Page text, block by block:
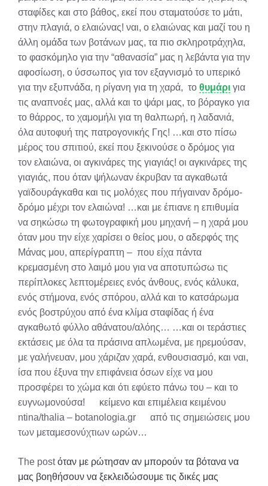
σταφίδες και στο βάθος, εκεί που σταματούσε το μάτι,
στην πλαγιά, ο ελαιώνας! ναι, ο ελαιώνας και μαζί του η
άλλη ομάδα των βοτάνων μας, τα πιο σκληροτράχηλα,
το φασκόμηλο για την “αθανασία” μας η λεβάντα για την
αφοσίωση, ο ύσσωπος για τον εξαγνισμό το υπερικό
για την εξυπνάδα, η ρίγανη για τη χαρά, το θυμάρι για
τις αναπνοές μας, αλλά και το ψάρι μας, το βόραγκο για
το θάρρος, το χαμομήλι για τη θαλπωρή, η λαδανιά,
όλα αυτοφυή της πατρογονικής Γης! …και στο πίσω
μέρος του σπιτιού, εκεί που ξεκινούσε ο δρόμος για
τον ελαιώνα, οι αγκινάρες της γιαγιάς! οι αγκινάρες της
γιαγιάς, που όταν ψήλωναν έκρυβαν τα αγκαθωτά
γαϊδουράγκαθα και τις μολόχες που πήγαιναν δρόμο-
δρόμο μέχρι τον ελαιώνα! …και με έπιανε η επιθυμία
να σηκώσω τη φωτογραφική μου μηχανή – η χαρά μου
όταν μου την είχε χαρίσει ο θείος μου, ο αδερφός της
Μάνας μου, απερίγραπτη – που είχα πάντα
κρεμασμένη στο λαιμό μου για να αποτυπώσω τις
περίπλοκες λεπτομέρειες ενός άνθους, ενός κάλυκα,
ενός στήμονα, ενός σπόρου, αλλά και το κατσάρωμα
ενός βοστρύχου από ένα κλίμα σταφίδας ή ένα
αγκαθωτό φύλλο αθάνατου/αλόης… …και οι τεράστιες
εκτάσεις με όλα τα πράσινα απλωμένα, με ηρεμούσαν,
με γαλήνευαν, μου χάριζαν χαρά, ενθουσιασμό, και ναι,
ίσα που έξυνα την επιφάνεια όσων είχε να μου
προσφέρει το χώμα και ότι εφύετο πάνω του – και το
ευγνωμονούσα! κείμενο και επιμέλεια κειμένου
ntina/thalia – botanologia.gr από τις σημειώσεις μου
των μεταμεσονύχτιων ωρών…
The postόταν με ρώτησαν αν μπορούν τα βότανα να
μας βοηθήσουν να ξεκλειδώσουμε τις δικές μας